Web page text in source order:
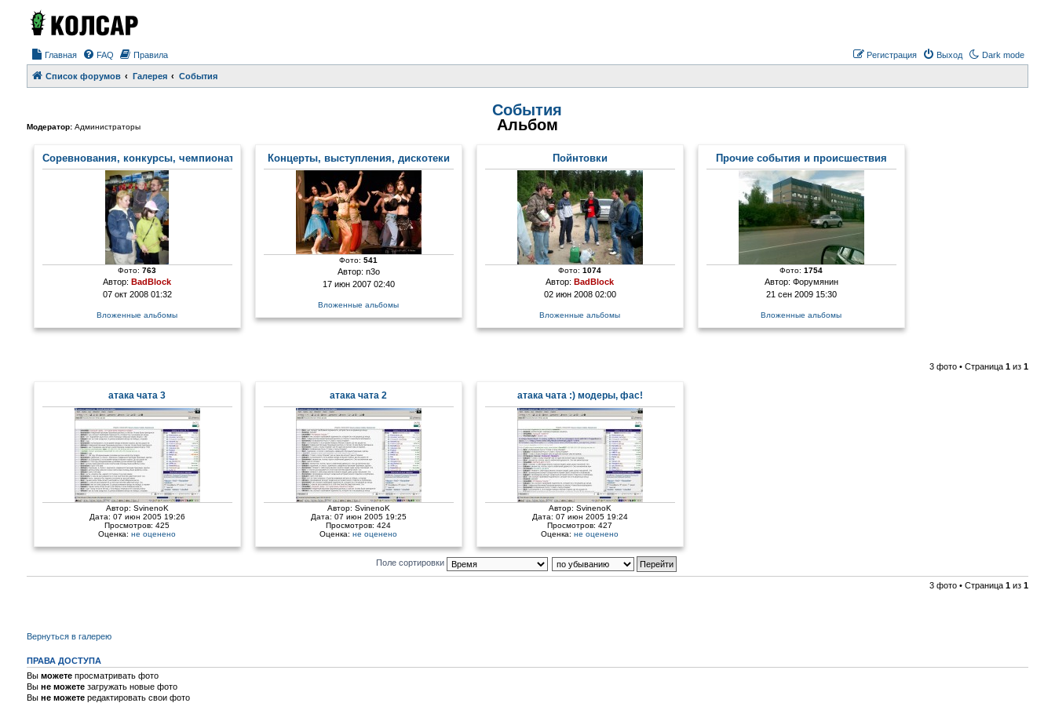
Главная Dark mode
FAQ Правила Выход
Регистрация
Список форумов Галерея События
События
Модератор: Администраторы Альбом
Соревнования, конкурсы, чемпионаты
Фото:763
Автор:BadBlock
07 окт 2008 01:32
Вложенные альбомы
Концерты, выступления, дискотеки
Фото:541
Автор: n3o
17 июн 2007 02:40
Вложенные альбомы
Пойнтовки
Фото:1074
Автор:BadBlock
02 июн 2008 02:00
Вложенные альбомы
Прочие события и происшествия
Фото:1754
Автор: Форумянин
21 сен 2009 15:30
Вложенные альбомы
3 фото • Страница1 из1
атака чата 3
Автор: SvinenoK
Дата: 07 июн 2005 19:26
Просмотров: 425
Оценка:не оценено
атака чата 2
Автор: SvinenoK
Дата: 07 июн 2005 19:25
Просмотров: 424
Оценка:не оценено
атака чата :) модеры, фас!
Автор: SvinenoK
Дата: 07 июн 2005 19:24
Просмотров: 427
Оценка:не оценено
Поле сортировки
3 фото • Страница1 из1
Вернуться в галерею
ПРАВА ДОСТУПА
Вы можетепросматривать фото
Вы не можетезагружать новые фото
Вы не можетередактировать свои фото